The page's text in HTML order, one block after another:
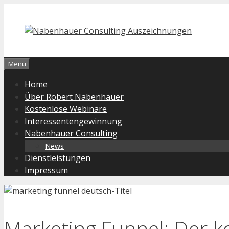
Inhalt
springen
Menü
Home
Über Robert Nabenhauer
Kostenlose Webinare
Interessentengewinnung
Nabenhauer Consulting
News
Dienstleistungen
Impressum